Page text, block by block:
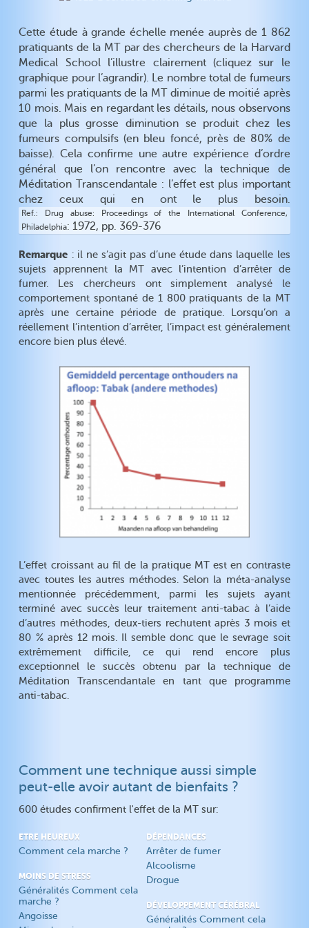
Cette étude à grande échelle menée auprès de 1 862
pratiquants de la MT par des chercheurs de la Harvard
Medical School l’illustre clairement (cliquez sur le
graphique pour l’agrandir). Le nombre total de fumeurs
parmi les pratiquants de la MT diminue de moitié après
10 mois. Mais en regardant les détails, nous observons
que la plus grosse diminution se produit chez les
fumeurs compulsifs (en bleu foncé, près de 80% de
baisse). Cela confirme une autre expérience d’ordre
général que l’on rencontre avec la technique de
Méditation Transcendantale : l’effet est plus important
chez ceux qui en ont le plus besoin.
Ref.
Drug abuse: Proceedings of the International Conference,
Philadelphia: 1972, pp. 369-376
Remarque : il ne s’agit pas d’une étude dans laquelle les
sujets apprennent la MT avec l’intention d’arrêter de
fumer. Les chercheurs ont simplement analysé le
comportement spontané de 1 800 pratiquants de la MT
après une certaine période de pratique. Lorsqu’on a
réellement l’intention d’arrêter, l’impact est généralement
encore bien plus élevé.
L’effet croissant au fil de la pratique MT est en contraste
avec toutes les autres méthodes. Selon la méta-analyse
mentionnée précédemment, parmi les sujets ayant
terminé avec succès leur traitement anti-tabac à l’aide
d’autres méthodes, deux-tiers rechutent après 3 mois et
80 % après 12 mois. Il semble donc que le sevrage soit
extrêmement difficile, ce qui rend encore plus
exceptionnel le succès obtenu par la technique de
Méditation Transcendantale en tant que programme
anti-tabac.
Comment une technique aussi simple
peut-elle avoir autant de bienfaits ?
600 études confirment l'effet de la MT sur:
ETRE HEUREUX
Comment cela marche ?
MOINS DE STRESS
Généralités Comment cela
marche ?
Angoisse
DÉPENDANCES
Arrêter de fumer
Alcoolisme
Drogue
DÉVELOPPEMENT CÉRÉBRAL
Généralités Comment cela